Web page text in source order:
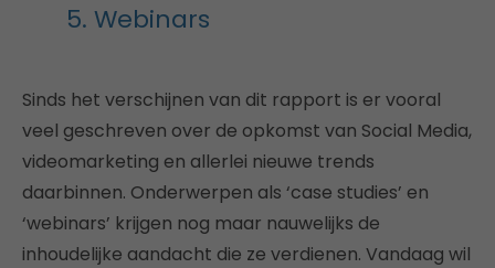
5. Webinars
Sinds het verschijnen van dit rapport is er vooral
veel geschreven over de opkomst van Social Media,
videomarketing en allerlei nieuwe trends
daarbinnen. Onderwerpen als ‘case studies’ en
‘webinars’ krijgen nog maar nauwelijks de
inhoudelijke aandacht die ze verdienen. Vandaag wil